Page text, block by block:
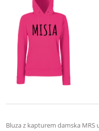
Bluza z kapturem damska